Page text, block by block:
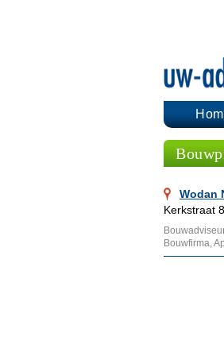
Wodan
Kerkstraat
Bouwfirma,